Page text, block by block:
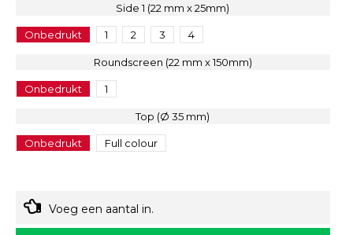
Side 1 (22 mm x 25mm)
Onbedrukt 1 2 3 4
Roundscreen (22 mm x 150mm)
Onbedrukt 1
Top (Ø 35 mm)
Onbedrukt Full colour
Voeg een aantal in.